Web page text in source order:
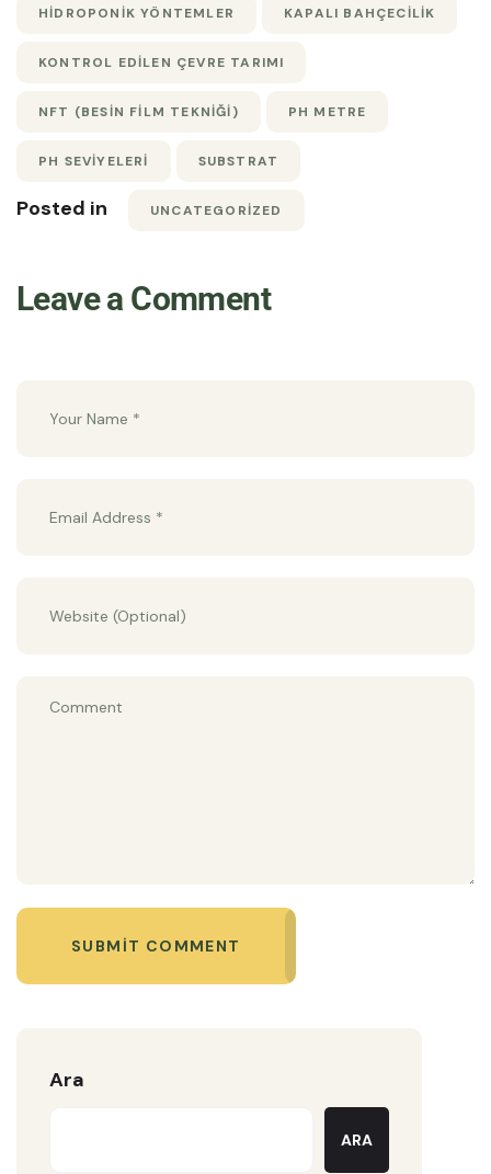
HIDROPONIK YÖNTEMLER KAPALI BAHÇECILIK
KONTROL EDILEN ÇEVRE TARIMI
NFT (BESIN FILM TEKNIĞI) PH METRE
PH SEVIYELERI SUBSTRAT
Posted in UNCATEGORIZED
Leave a Comment
SUBMIT COMMENT
Ara
ARA